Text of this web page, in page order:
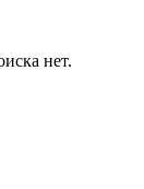
нет.